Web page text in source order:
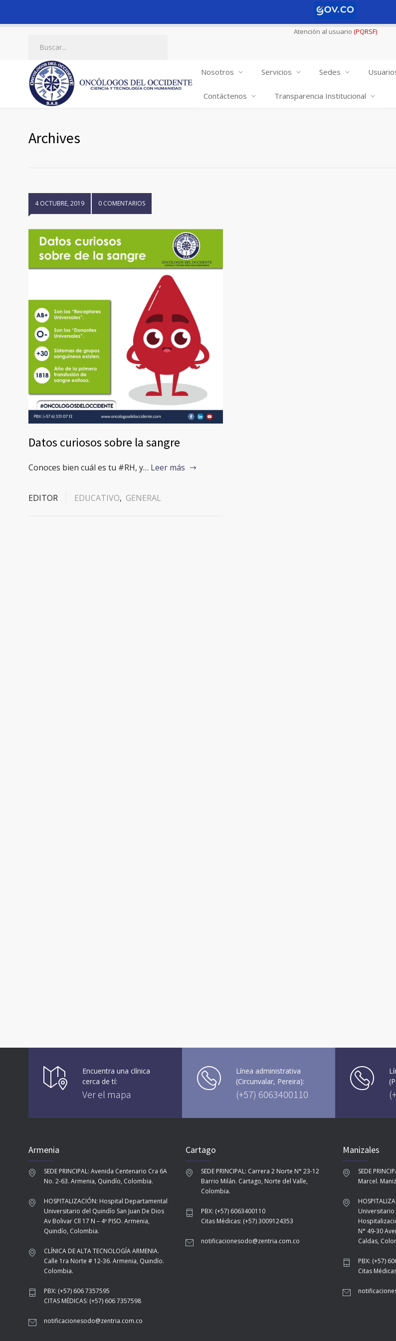
Atención al usuario (PQRSF)
Nosotros Servicios Sedes
Contáctenos Transparencia Institucional
Archives
4 OCTUBRE, 2019 0 COMENTARIOS
Datos curiosos sobre la sangre
Conoces bien cuál es tu #RH, y… Leer más
EDITOR EDUCATIVO, GENERAL
Encuentra una clínica
cerca de tí:
Ver el mapa
Línea administrativa
(Circunvalar, Pereira):
(+57) 6063400110
Armenia
SEDE PRINCIPAL: Avenida Centenario Cra 6A
No. 2-63. Armenia, Quindío, Colombia.
HOSPITALIZACIÓN: Hospital Departamental
Universitario del Quindío San Juan De Dios
Av Bolivar Cll 17 N – 4º PISO. Armenia,
Quindío, Colombia.
CLÍNICA DE ALTA TECNOLOGÍA ARMENIA.
Calle 1ra Norte # 12-36. Armenia, Quindío.
Colombia.
PBX: (+57) 606 7357595
CITAS MÉDICAS: (+57) 606 7357598
notificacionesodo@zentria.com.co
Cartago
SEDE PRINCIPAL: Carrera 2 Norte N° 23-12
Barrio Milán. Cartago, Norte del Valle,
Colombia.
PBX: (+57) 6063400110
Citas Médicas: (+57) 3009124353
notificacionesodo@zentria.com.co
Manizales
SEDE
Marcel.
Universitario
N° 49-30
Caldas,
PBX: (+57)
Citas